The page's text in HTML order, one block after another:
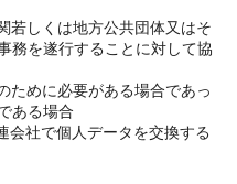
若しくは地方公共団体又はそ
務を遂行することに対して協
ために必要がある場合であっ
ある場合
会社で個人データを交換する